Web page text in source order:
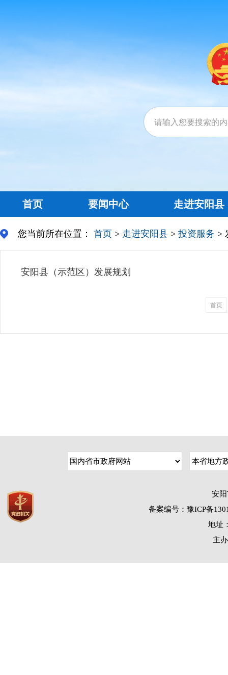
首页 要闻中心 走进安阳县
您当前所在位置： 首页 > 走进安阳县 > 投资服务 >
安阳县（示范区）发展规划
首页
安
备案编号：豫ICP备
地址
主